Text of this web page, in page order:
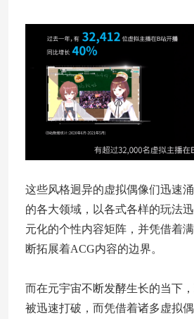
这些风格迥异的虚拟偶像们迅速
的各大领域，以各式各样的玩法
元化的个性内容矩阵，并凭借着
断拓展着ACG内容的边界。
而在元宇宙不断发酵生长的当下
被迅速打破，而凭借着诸多虚拟